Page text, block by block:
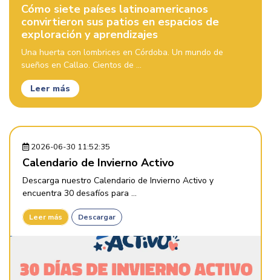
Cómo siete países latinoamericanos
convirtieron sus patios en espacios de
exploración y aprendizajes
Una huerta con lombrices en Córdoba. Un mundo de
sueños en Callao. Cientos de ...
Leer más
2026-06-30 11:52:35
Calendario de Invierno Activo
Descarga nuestro Calendario de Invierno Activo y
encuentra 30 desafíos para ...
Leer más Descargar